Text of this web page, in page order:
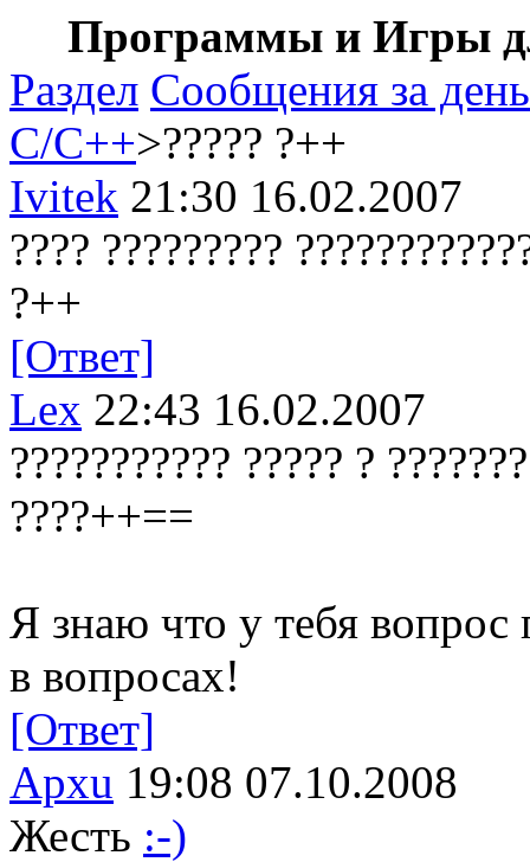
Программы и Игры
Раздел Сообщения за день
C/C++>????? ?++
Ivitek 21:30 16.02.2007
???? ?????????
?++
[Ответ]
Lex 22:43 16.02.2007
??????????? ????? ?
????++==
Я знаю что у тебя
в вопросах!
[Ответ]
Apxu 19:08 07.10.2008
Жесть :-)